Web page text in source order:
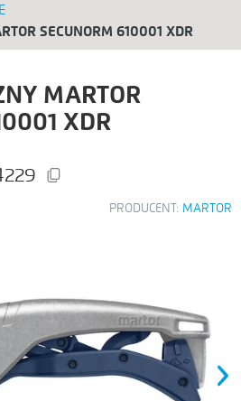
SECUNORM 610001 XDR
MARTOR
XDR
PRODUCENT: MARTOR
Next